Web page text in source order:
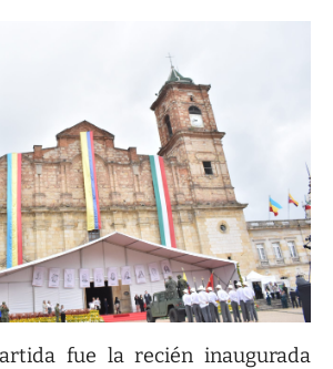
fue la recién inaugurada